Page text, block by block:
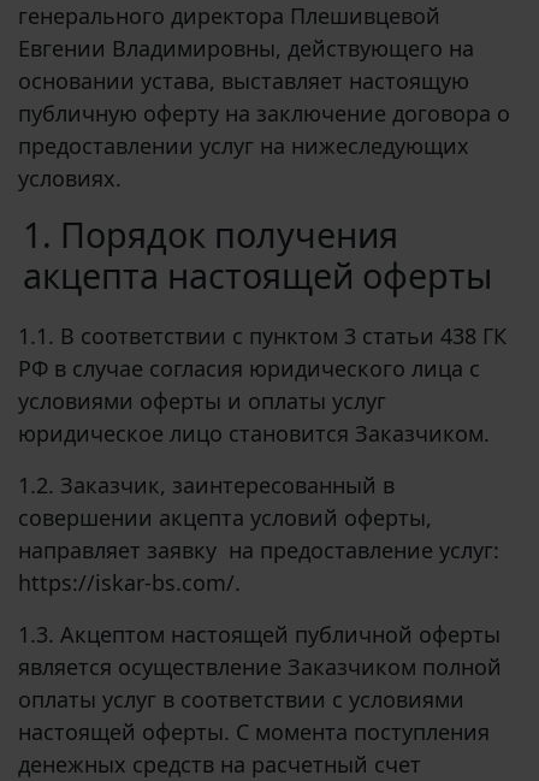
генерального директора Плешивцевой
Евгении Владимировны, действующего на
основании устава, выставляет настоящую
публичную оферту на заключение договора о
предоставлении услуг на нижеследующих
условиях.
1. Порядок получения
акцепта настоящей оферты
1.1. В соответствии с пунктом 3 статьи 438 ГК
РФ в случае согласия юридического лица с
условиями оферты и оплаты услуг
юридическое лицо становится Заказчиком.
1.2. Заказчик, заинтересованный в
совершении акцепта условий оферты,
направляет заявку на предоставление услуг:
https://iskar-bs.com/.
1.3. Акцептом настоящей публичной оферты
является осуществление Заказчиком полной
оплаты услуг в соответствии с условиями
настоящей оферты. С момента поступления
денежных средств на расчетный счет